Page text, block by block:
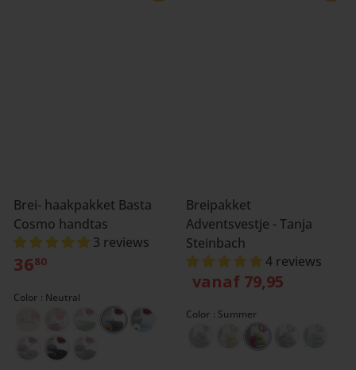
Brei- haakpakket Basta
Cosmo handtas
3 reviews
3680
Color Neutral
Breipakket
Adventsvestje - Tanja
Steinbach
4 reviews
vanaf 79,95
Color Summer